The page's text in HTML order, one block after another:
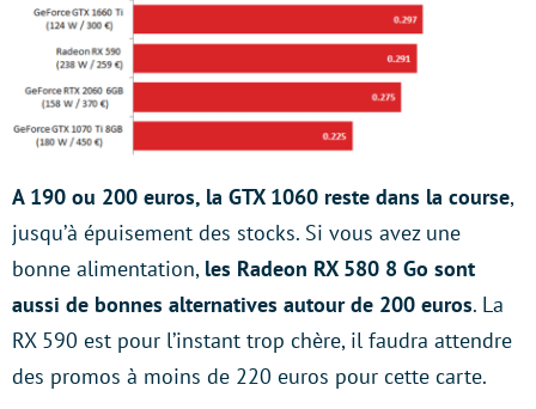
A 190 ou 200 euros, la GTX 1060 reste dans la course,
jusqu’à épuisement des stocks. Si vous avez une
bonne alimentation, les Radeon RX 580 8 Go sont
aussi de bonnes alternatives autour de 200 euros. La
RX 590 est pour l’instant trop chère, il faudra attendre
des promos à moins de 220 euros pour cette carte.